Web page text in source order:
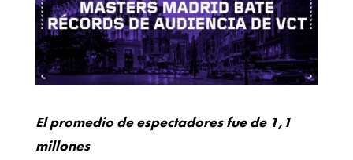
El promedio de espectadores fue de 1,1
millones